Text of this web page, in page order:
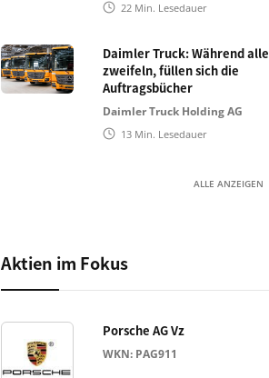
22 Min. Lesedauer
Daimler Truck: Während alle
zweifeln, füllen sich die
Auftragsbücher
Daimler Truck Holding AG
13 Min. Lesedauer
ALLE ANZEIGEN
Aktien im Fokus
Porsche AG Vz
WKN: PAG911